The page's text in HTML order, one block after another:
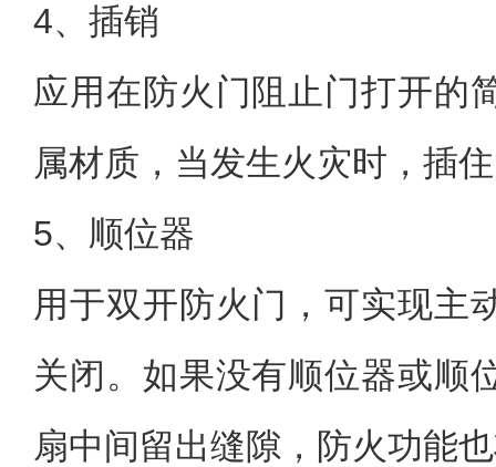
4、插销
应用在防火门阻止门打开的
属材质，当发生火灾时，插
5、顺位器
用于双开防火门，可实现主
关闭。如果没有顺位器或顺
扇中间留出缝隙，防火功能